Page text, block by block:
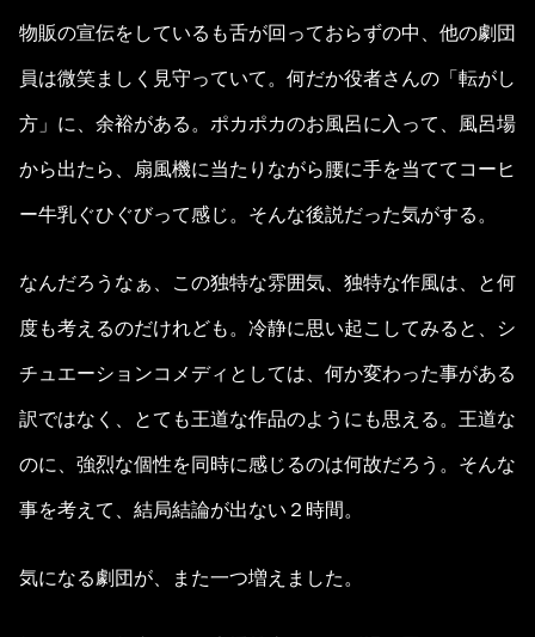
物販の宣伝をしているも舌が回っておらずの中、他の劇団
員は微笑ましく見守っていて。何だか役者さんの「転がし
方」に、余裕がある。ポカポカのお風呂に入って、風呂場
から出たら、扇風機に当たりながら腰に手を当ててコーヒ
ー牛乳ぐひぐびって感じ。そんな後説だった気がする。
なんだろうなぁ、この独特な雰囲気、独特な作風は、と何
度も考えるのだけれども。冷静に思い起こしてみると、シ
チュエーションコメディとしては、何か変わった事がある
訳ではなく、とても王道な作品のようにも思える。王道な
のに、強烈な個性を同時に感じるのは何故だろう。そんな
事を考えて、結局結論が出ない２時間。
気になる劇団が、また一つ増えました。